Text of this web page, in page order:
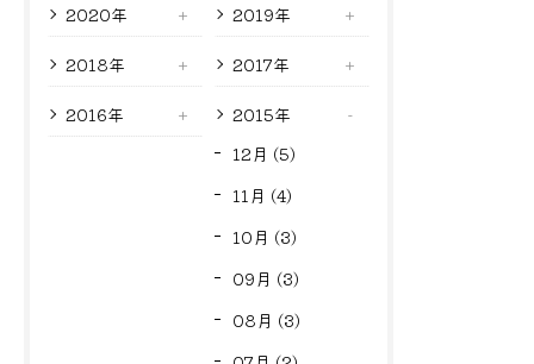
2020年 2019年
2018年 2017年
2016年
2015年
12月 (5)
11月 (4)
10月 (3)
09月 (3)
08月 (3)